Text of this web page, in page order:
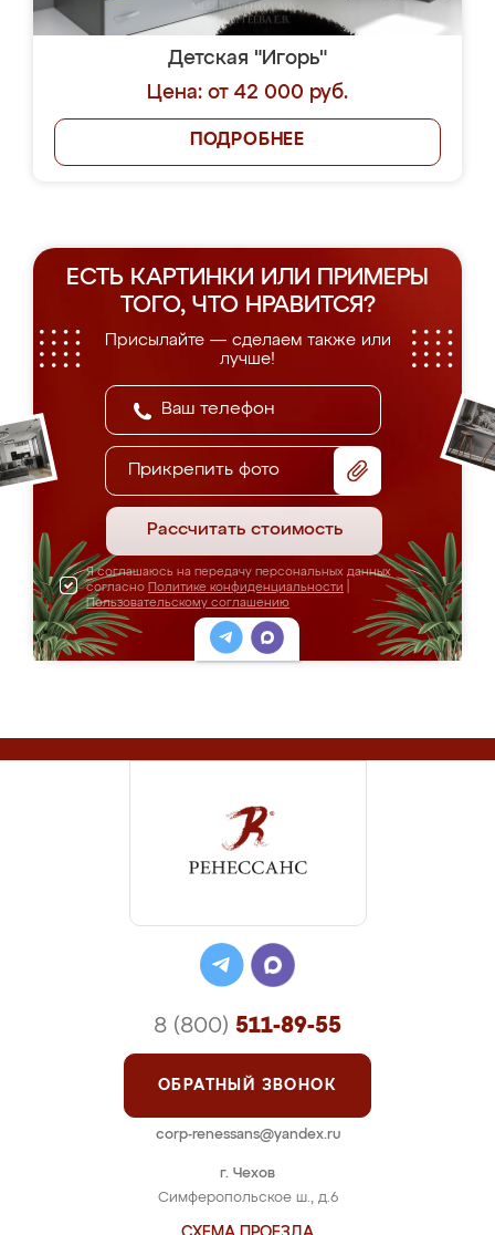
Детская "Игорь"
Цена: от 42 000 руб.
ПОДРОБНЕЕ
ЕСТЬ КАРТИНКИ ИЛИ ПРИМЕРЫ
ТОГО, ЧТО НРАВИТСЯ?
Присылайте — сделаем также или
лучше!
Прикрепить фото
Рассчитать стоимость
Я соглашаюсь на передачу персональных данных
согласно Политике конфиденциальности
Пользовательскому соглашению
г. Чехов
Симферопольское ш., д.6
8 (800) 511-89-55
ОБРАТНЫЙ ЗВОНОК
corp-renessans@yandex.ru